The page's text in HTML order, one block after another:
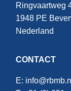
Ringvaartweg
1948 PE
Nederland
CONTACT
E: info@rbmb.nl